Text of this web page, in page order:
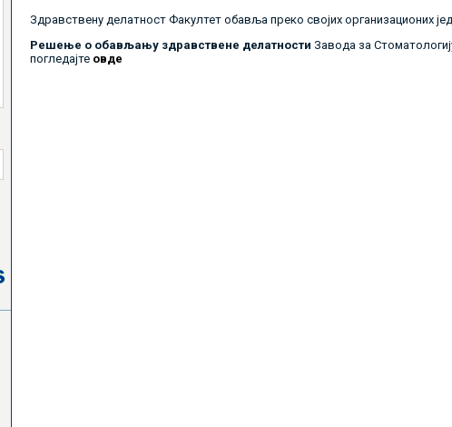
Здравствену делатност Факултет обавља преко својих организационих
Решење о обављању здравствене делатности Завода за
погледајте овде